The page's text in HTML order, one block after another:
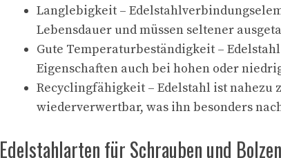
Langlebigkeit –
Lebensdauer und müssen seltener
Gute Temperaturbeständigkeit –
Eigenschaften auch bei hohen oder
Recyclingfähigkeit – Edelstahl ist nahezu
wiederverwertbar, was ihn besonders
Edelstahlarten für Schrauben und Bolzen